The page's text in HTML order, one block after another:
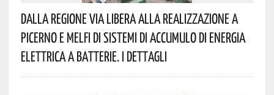
Dalla Regione Via Libera Alla Realizzazione A
Picerno E Melfi Di Sistemi Di Accumulo Di Energia
Elettrica A Batterie. I Dettagli